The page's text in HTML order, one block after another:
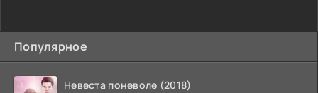
Популярное
Невеста поневоле (2018)